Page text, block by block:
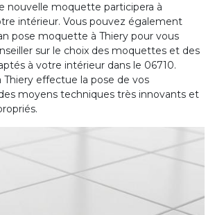
nouvelle moquette participera à
intérieur. Vous pouvez également
pose moquette à Thiery pour vous
sur le choix des moquettes et des
à votre intérieur dans le 06710.
Thiery effectue la pose de vos
moyens techniques très innovants et